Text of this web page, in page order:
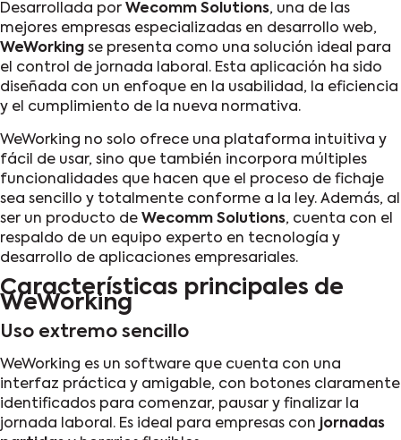
Desarrollada por Wecomm Solutions, una de las
mejores empresas especializadas en desarrollo web,
WeWorking se presenta como una solución ideal para
el control de jornada laboral. Esta aplicación ha sido
diseñada con un enfoque en la usabilidad, la eficiencia
y el cumplimiento de la nueva normativa.
WeWorking no solo ofrece una plataforma intuitiva y
fácil de usar, sino que también incorpora múltiples
funcionalidades que hacen que el proceso de fichaje
sea sencillo y totalmente conforme a la ley. Además, al
ser un producto de Wecomm Solutions, cuenta con el
respaldo de un equipo experto en tecnología y
desarrollo de aplicaciones empresariales.
Características principales de
WeWorking
Uso extremo sencillo
WeWorking es un software que cuenta con una
interfaz práctica y amigable, con botones claramente
identificados para comenzar, pausar y finalizar la
jornada laboral. Es ideal para empresas con jornadas